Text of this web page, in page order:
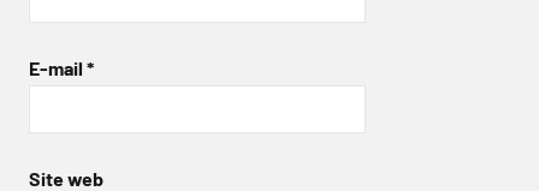
E-mail *
Site web